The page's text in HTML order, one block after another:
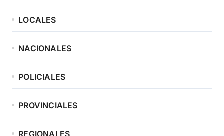
LOCALES
NACIONALES
POLICIALES
PROVINCIALES
REGIONALES